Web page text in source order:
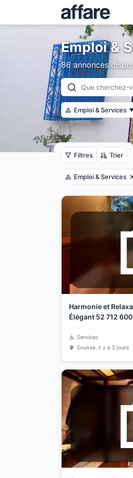
Emploi &
86 annonces
Emploi & Services
Filtres Trier
Emploi & Services
Harmonie et
Élégant 52 712 600
Services
Sousse, il y a 3 jours